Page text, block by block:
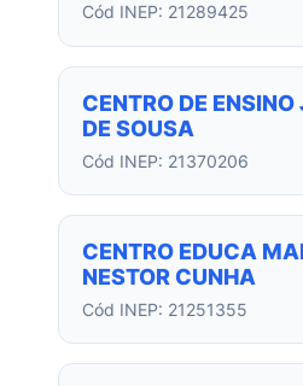
Cód INEP: 21289425
CENTRO DE ENSINO
DE SOUSA
Cód INEP: 21370206
CENTRO EDUCA
NESTOR CUNHA
Cód INEP: 21251355